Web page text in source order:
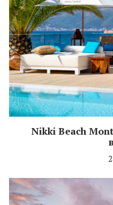
Nikki Beach